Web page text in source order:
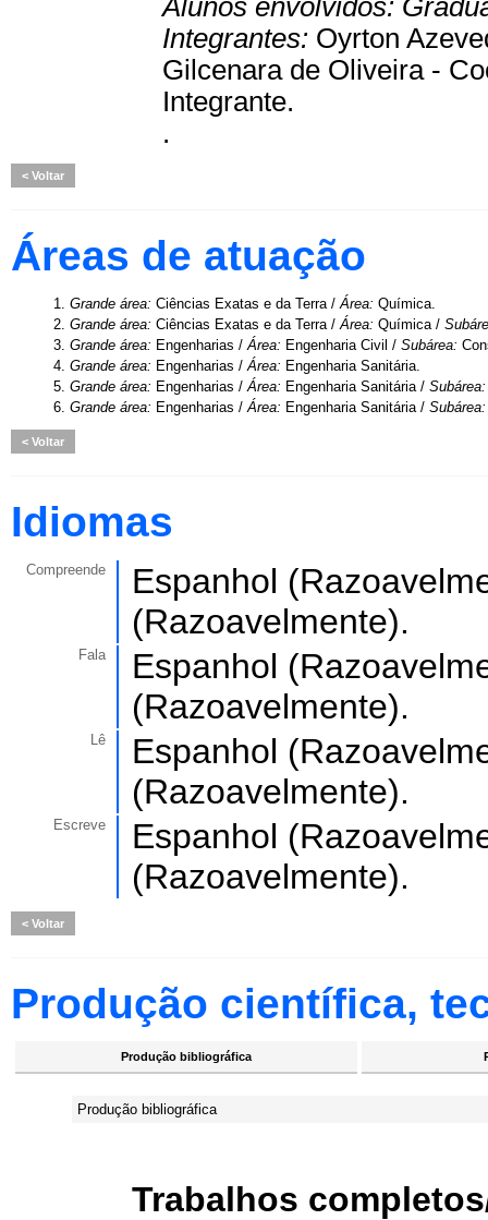
Alunos envolvidos:
Integrantes: Oyrton
Gilcenara de Oliveira -
Integrante.
.
Voltar
Áreas de atuação
1. Grande área: Ciências Exatas e da Terra /Área: Química.
2. Grande área: Ciências Exatas e da Terra /Área: Química /
3. Grande área: Engenharias /Área: Engenharia Civil / Subárea:
4. Grande área: Engenharias /Área: Engenharia Sanitária.
5. Grande área: Engenharias /Área: Engenharia Sanitária /
6. Grande área: Engenharias /Área: Engenharia Sanitária /
Voltar
Idiomas
Compreende
Espanhol
(Razoavelmente).
Fala
Espanhol
(Razoavelmente).
Lê
Espanhol
(Razoavelmente).
Escreve
Espanhol
(Razoavelmente).
Voltar
Produção científica,
Produção bibliográfica
Produção bibliográfica
Trabalhos